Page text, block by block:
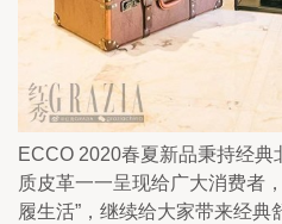
ECCO 2020春夏新品秉持经
质皮革一一呈现给广大消费者
履生活”，继续给大家带来经